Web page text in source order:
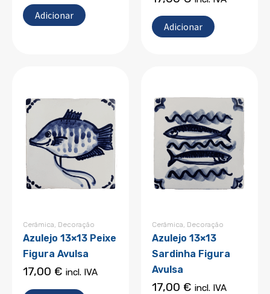
Adicionar
Adicionar
Cerâmica, Decoração
Azulejo 13×13 Peixe
Figura Avulsa
17,00 € incl. IVA
Cerâmica, Decoração
Azulejo 13×13
Sardinha Figura
Avulsa
17,00 € incl. IVA